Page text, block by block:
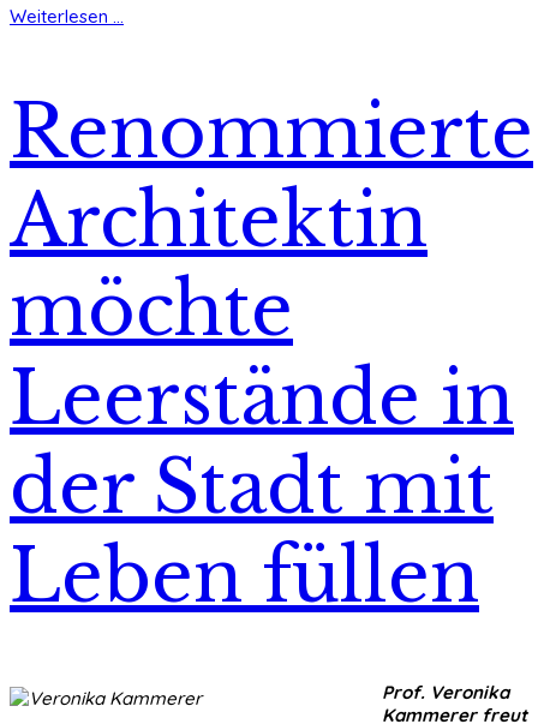
Weiterlesen ...
Renommierte
Architektin
möchte
Leerstände in
der Stadt mit
Leben füllen
Prof. Veronika
Kammerer freut